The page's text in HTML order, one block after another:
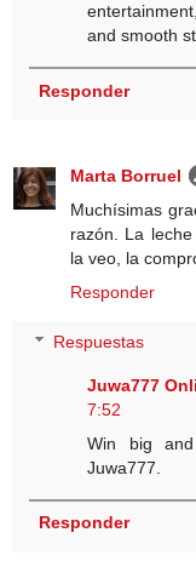
and smooth
Responder
Marta Borruel
Muchísimas
razón. La
la veo, la
Responder
Respuestas
Juwa777
7:52
Win big
Juwa777.
Responder